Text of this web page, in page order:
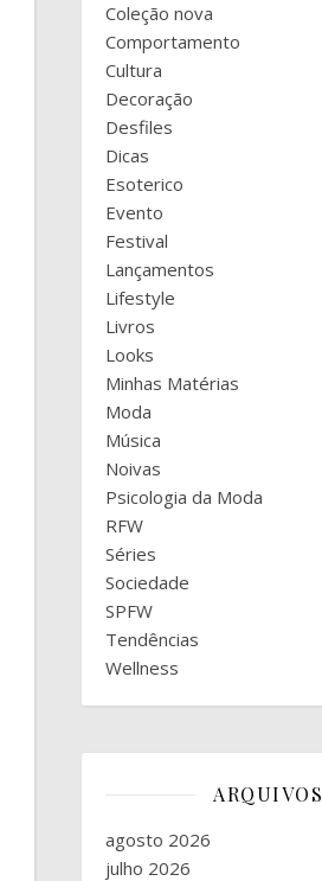
Coleção nova
Comportamento
Cultura
Decoração
Desfiles
Dicas
Esoterico
Evento
Festival
Lançamentos
Lifestyle
Livros
Looks
Minhas Matérias
Moda
Música
Noivas
Psicologia da Moda
RFW
Séries
Sociedade
SPFW
Tendências
Wellness
ARQUIVOS
agosto 2026
julho 2026